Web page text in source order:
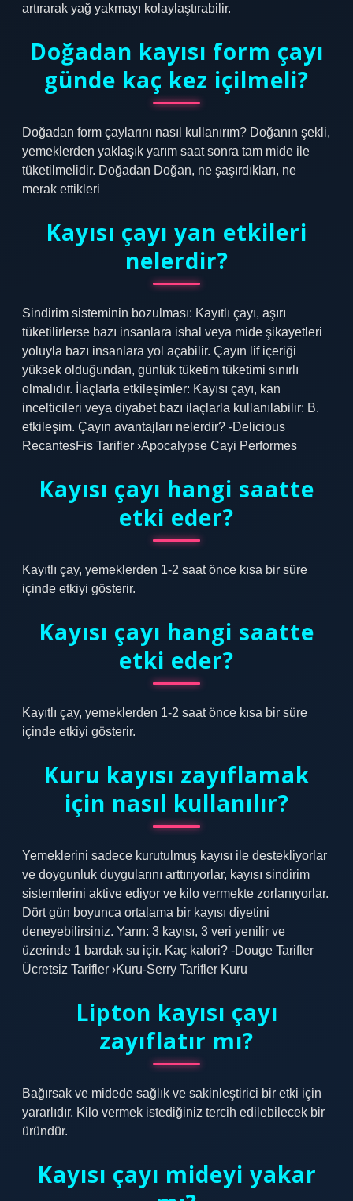
artırarak yağ yakmayı kolaylaştırabilir.
Doğadan kayısı form çayı
günde kaç kez içilmeli?
Doğadan form çaylarını nasıl kullanırım? Doğanın şekli,
yemeklerden yaklaşık yarım saat sonra tam mide ile
tüketilmelidir. Doğadan Doğan, ne şaşırdıkları, ne
merak ettikleri
Kayısı çayı yan etkileri
nelerdir?
Sindirim sisteminin bozulması: Kayıtlı çayı, aşırı
tüketilirlerse bazı insanlara ishal veya mide şikayetleri
yoluyla bazı insanlara yol açabilir. Çayın lif içeriği
yüksek olduğundan, günlük tüketim tüketimi sınırlı
olmalıdır. İlaçlarla etkileşimler: Kayısı çayı, kan
incelticileri veya diyabet bazı ilaçlarla kullanılabilir: B.
etkileşim. Çayın avantajları nelerdir? -Delicious
RecantesFis Tarifler ›Apocalypse Cayi Performes
Kayısı çayı hangi saatte
etki eder?
Kayıtlı çay, yemeklerden 1-2 saat önce kısa bir süre
içinde etkiyi gösterir.
Kayısı çayı hangi saatte
etki eder?
Kayıtlı çay, yemeklerden 1-2 saat önce kısa bir süre
içinde etkiyi gösterir.
Kuru kayısı zayıflamak
için nasıl kullanılır?
Yemeklerini sadece kurutulmuş kayısı ile destekliyorlar
ve doygunluk duygularını arttırıyorlar, kayısı sindirim
sistemlerini aktive ediyor ve kilo vermekte zorlanıyorlar.
Dört gün boyunca ortalama bir kayısı diyetini
deneyebilirsiniz. Yarın: 3 kayısı, 3 veri yenilir ve
üzerinde 1 bardak su içir. Kaç kalori? -Douge Tarifler
Ücretsiz Tarifler ›Kuru-Serry Tarifler Kuru
Lipton kayısı çayı
zayıflatır mı?
Bağırsak ve midede sağlık ve sakinleştirici bir etki için
yararlıdır. Kilo vermek istediğiniz tercih edilebilecek bir
üründür.
Kayısı çayı mideyi yakar